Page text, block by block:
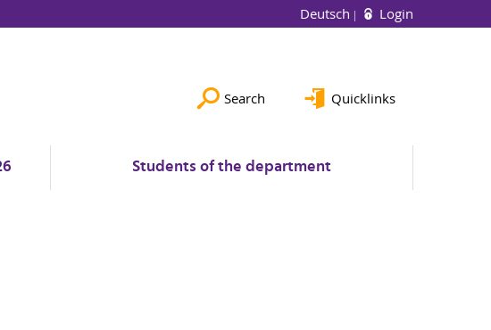
Deutsch Login
Search Quicklinks
Students of the department